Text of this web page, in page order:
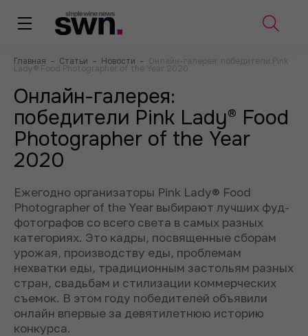
Главная – Статьи – Новости – Онлайн-галерея: победители Pink
Lady® Food Photographer of the Year 2020
Онлайн-галерея:
победители Pink Lady® Food
Photographer of the Year
2020
Ежегодно организаторы Pink Lady® Food
Photographer of the Year выбирают лучших фуд-
фотографов со всего света в самых разных
категориях. Это кадры, посвященные сборам
урожая, производству еды, проблемам
нехватки еды, традиционным застольям разных
стран, свадьбам и стилизации коммерческих
съемок. В этом году победителей объявили
онлайн впервые за девятилетнюю историю
конкурса.